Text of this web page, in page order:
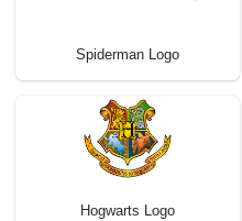
Spiderman Logo
Hogwarts Logo